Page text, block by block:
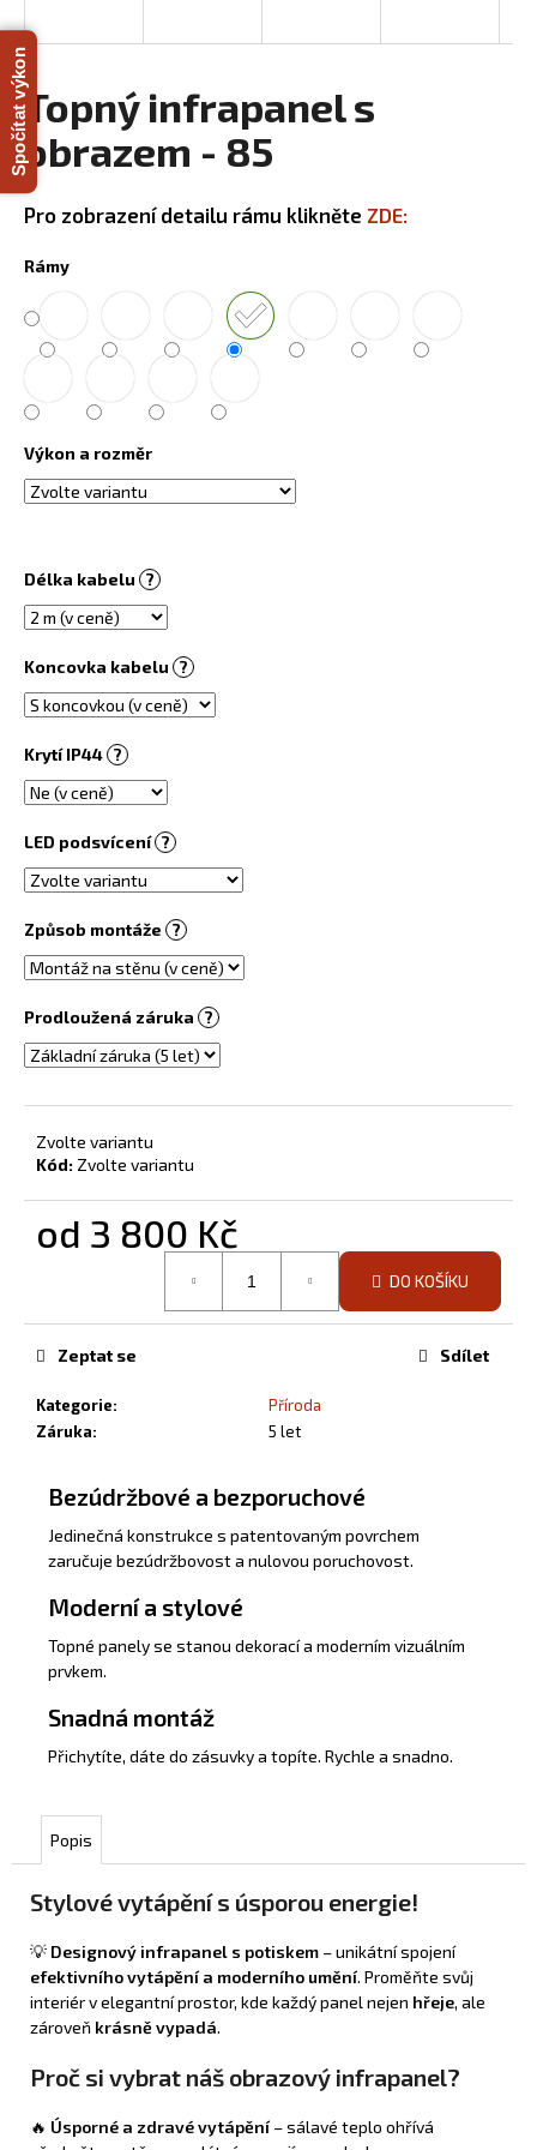
Topný infrapanel s
obrazem - 85
Pro zobrazení detailu rámu klikněte ZDE:
Rámy
Výkon a rozměr
Délka kabelu ?
Koncovka kabelu ?
Krytí IP44 ?
LED podsvícení ?
Způsob montáže ?
Prodloužená záruka ?
Zvolte variantu
Kód: Zvolte variantu
od 3 800 Kč
DO KOŠÍKU
Kategorie:
Příroda
Záruka: 5 let
Zeptat se Sdílet
Bezúdržbové a bezporuchové
Jedinečná konstrukce s patentovaným povrchem
zaručuje bezúdržbovost a nulovou poruchovost.
Moderní a stylové
Topné panely se stanou dekorací a moderním vizuálním
prvkem.
Snadná montáž
Přichytíte, dáte do zásuvky a topíte. Rychle a snadno.
Popis
Stylové vytápění s úsporou energie!
💡 Designový infrapanel s potiskem – unikátní spojení
efektivního vytápění a moderního umění. Proměňte svůj
interiér v elegantní prostor, kde každý panel nejen hřeje, ale
zároveň krásně vypadá.
Proč si vybrat náš obrazový infrapanel?
🔥 Úsporné a zdravé vytápění – sálavé teplo ohřívá
a
j
í
t
?
D
o
o
r
u
e
e
PŘÍRODNÍ
INFRAPANEL
540
W
STROPNÍ
7
Kč
Spočítat výkon